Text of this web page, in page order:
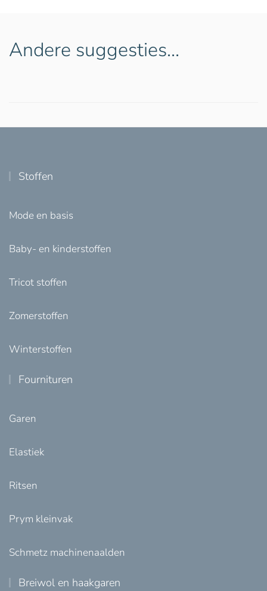
Andere suggesties…
Stoffen
Mode en basis
Baby- en kinderstoffen
Tricot stoffen
Zomerstoffen
Winterstoffen
Fournituren
Garen
Elastiek
Ritsen
Prym kleinvak
Schmetz machinenaalden
Breiwol en haakgaren